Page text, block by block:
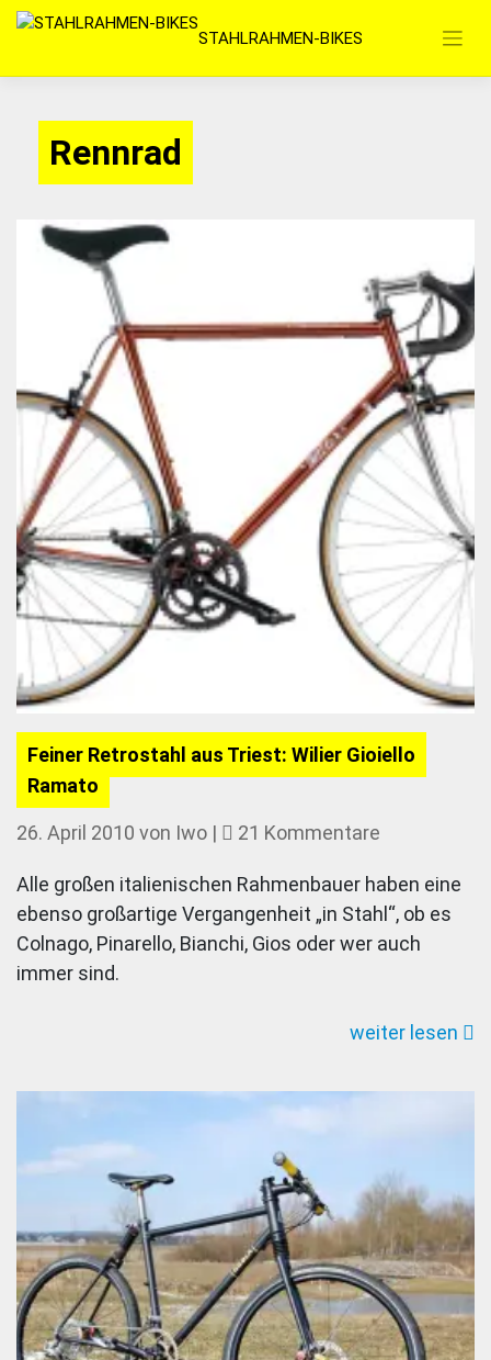
Zum
springen
STAHLRAHMEN-BIKES
Rennrad
Feiner Retrostahl aus Triest: Wilier Gioiello
Ramato
26. April 2010 von Iwo | 21 Kommentare
Retrostahl
aus
Triest:
Ramato
Alle großen italienischen Rahmenbauer haben eine
ebenso großartige Vergangenheit „in Stahl“, ob es
Colnago, Pinarello, Bianchi, Gios oder wer auch
immer sind.
weiter lesen